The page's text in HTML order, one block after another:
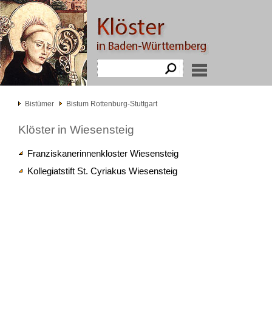
Bistümer Bistum Rottenburg-Stuttgart
Klöster in Wiesensteig
Franziskanerinnenkloster Wiesensteig
Kollegiatstift St. Cyriakus Wiesensteig